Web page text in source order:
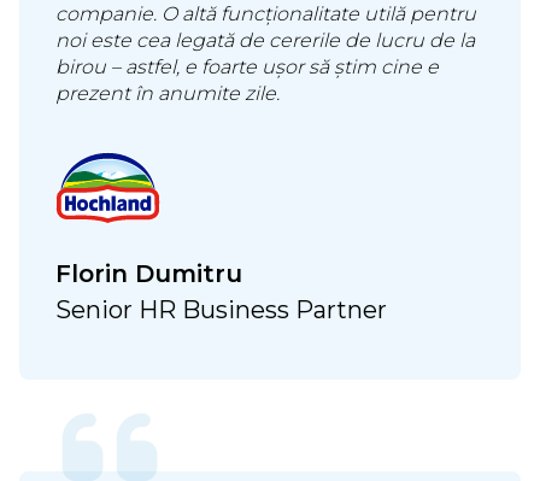
companie. O altă funcționalitate utilă pentru
noi este cea legată de cererile de lucru de la
birou – astfel, e foarte ușor să știm cine e
prezent în anumite zile.
Florin Dumitru
Senior HR Business Partner